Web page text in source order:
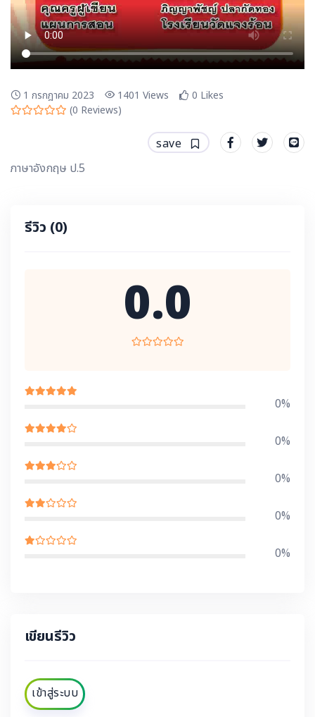
1 กรกฎาคม 2023 1401 Views 0 Likes
(0 Reviews)
save
ภาษาอังกฤษ ป.5
รีวิว (0)
0.0
0%
0%
0%
0%
0%
เขียนรีวิว
เข้าสู่ระบบ